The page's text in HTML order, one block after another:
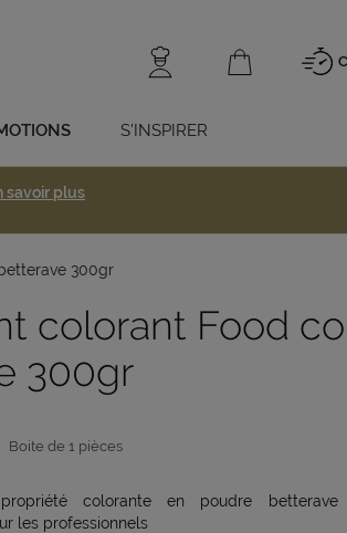
S'INSPIRER
savoir plus
300gr
colorant Food
300gr
Boite de 1 pièces
colorante en poudre betterave
les professionnels